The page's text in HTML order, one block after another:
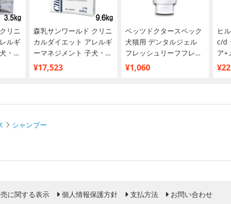
リニ
ルギ
・成
森乳サンワールド クリニ
カルダイエット アレルギ
ーマネジメント 子犬・成
犬用 9.6kg
¥17,523
ベッツドクタースペック
犬猫用 デンタルジェル
フレッシュリーフフレー
バー 40g
¥1,060
ヒ
c/d
ア+
ア+
シャンプー
に関する表示 個人情報保護方針 支払方法 お問い合わせ